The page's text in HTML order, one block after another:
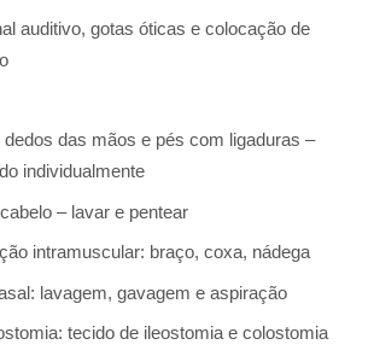
auditivo, gotas óticas e colocação de
dedos das mãos e pés com ligaduras –
individualmente
– lavar e pentear
intramuscular: braço, coxa, nádega
lavagem, gavagem e aspiração
tecido de ileostomia e colostomia